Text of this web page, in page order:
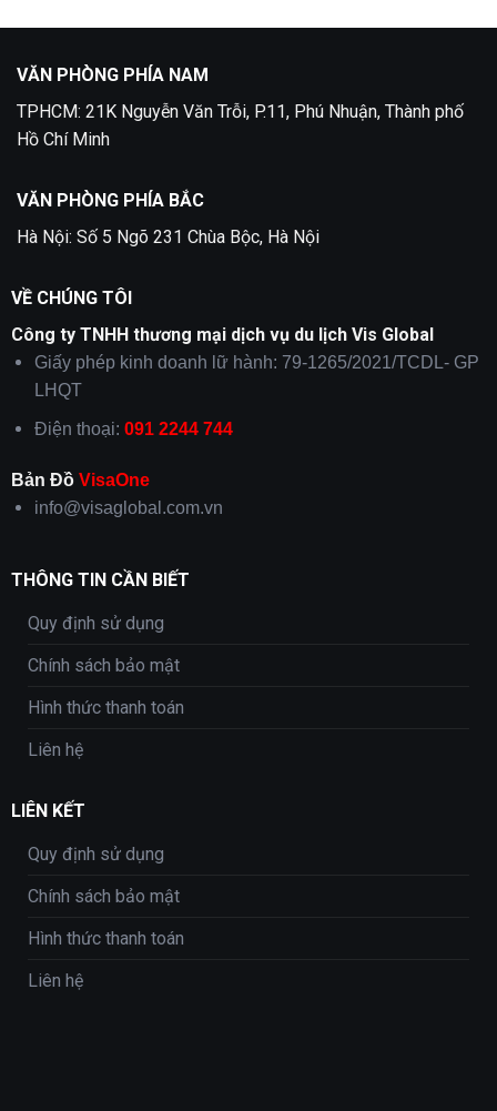
viết
VĂN PHÒNG PHÍA NAM
TPHCM: 21K Nguyễn Văn Trỗi, P.11, Phú Nhuận, Thành phố
Hồ Chí Minh
VĂN PHÒNG PHÍA BẮC
Hà Nội: Số 5 Ngõ 231 Chùa Bộc, Hà Nội
VỀ CHÚNG TÔI
Công ty TNHH thương mại dịch vụ du lịch Vis Global
Giấy phép kinh doanh lữ hành: 79-1265/2021/TCDL- GP
LHQT
Điện thoại: 091 2244 744
Bản Đồ VisaOne
info@visaglobal.com.vn
THÔNG TIN CẦN BIẾT
Quy định sử dụng
Chính sách bảo mật
Hình thức thanh toán
Liên hệ
LIÊN KẾT
Quy định sử dụng
Chính sách bảo mật
Hình thức thanh toán
Liên hệ